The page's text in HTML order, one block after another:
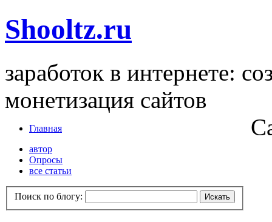
Shooltz.ru
заработок в интернете:
монетизация сайтов
Главная
автор
Опросы
все статьи
Поиск по блогу: